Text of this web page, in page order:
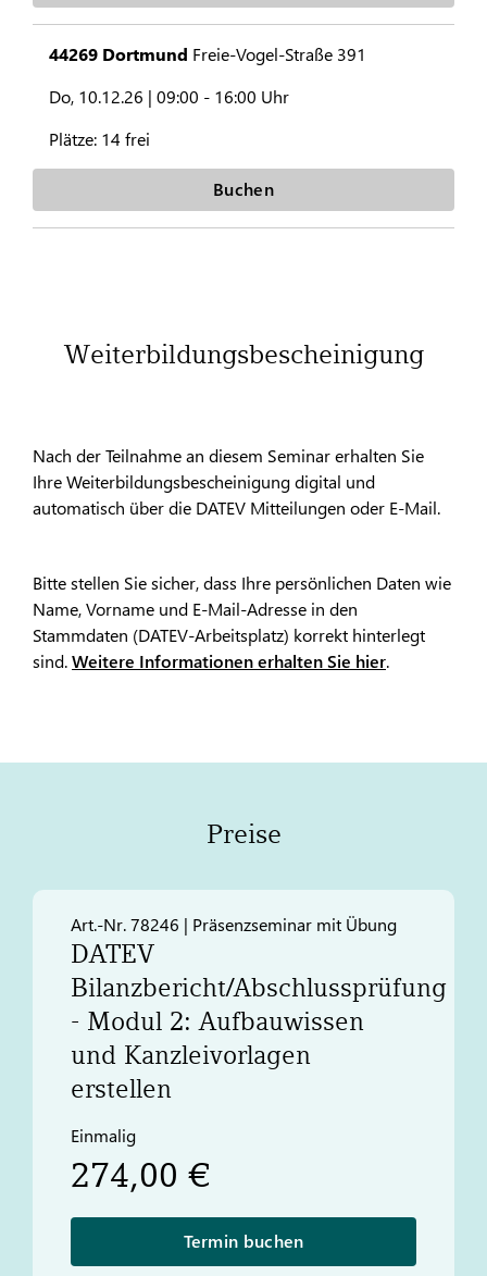
44269 Dortmund Freie-Vogel-Straße 391
Do, 10.12.26 | 09:00 - 16:00 Uhr
Plätze: 14 frei
Buchen
Weiterbildungsbescheinigung
Nach der Teilnahme an diesem Seminar erhalten Sie
Ihre Weiterbildungsbescheinigung digital und
automatisch über die DATEV Mitteilungen oder E-Mail.
Bitte stellen Sie sicher, dass Ihre persönlichen Daten wie
Name, Vorname und E-Mail-Adresse in den
Stammdaten (DATEV-Arbeitsplatz) korrekt hinterlegt
sind.Weitere Informationen erhalten Sie hier.
Preise
Art.-Nr. 78246 | Präsenzseminar mit Übung
DATEV
Bilanzbericht/Abschlussprüfung
- Modul 2: Aufbauwissen
und Kanzleivorlagen
erstellen
Einmalig
274,00 €
Termin buchen